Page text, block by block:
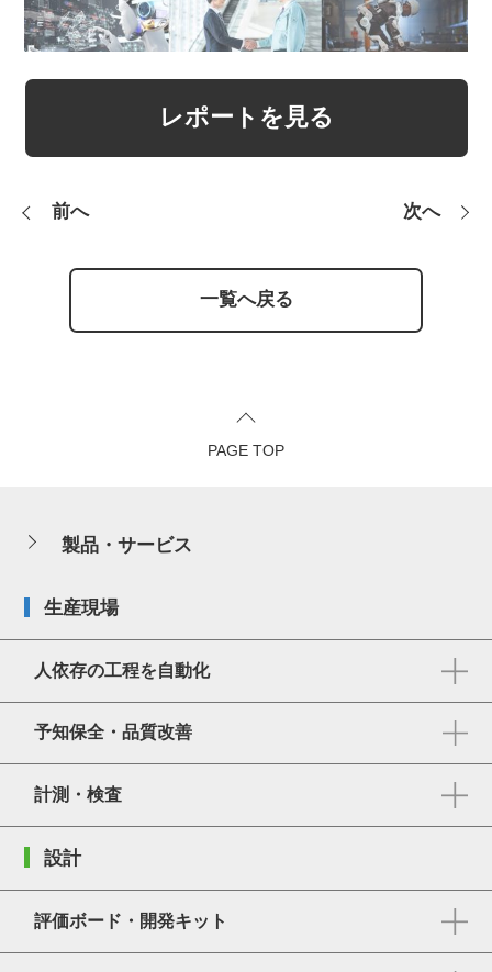
レポートを見る
一覧へ戻る
前へ 次へ
PAGE TOP
製品・サービス
生産現場
人依存の工程を自動化
予知保全・品質改善
計測・検査
設計
評価ボード・開発キット